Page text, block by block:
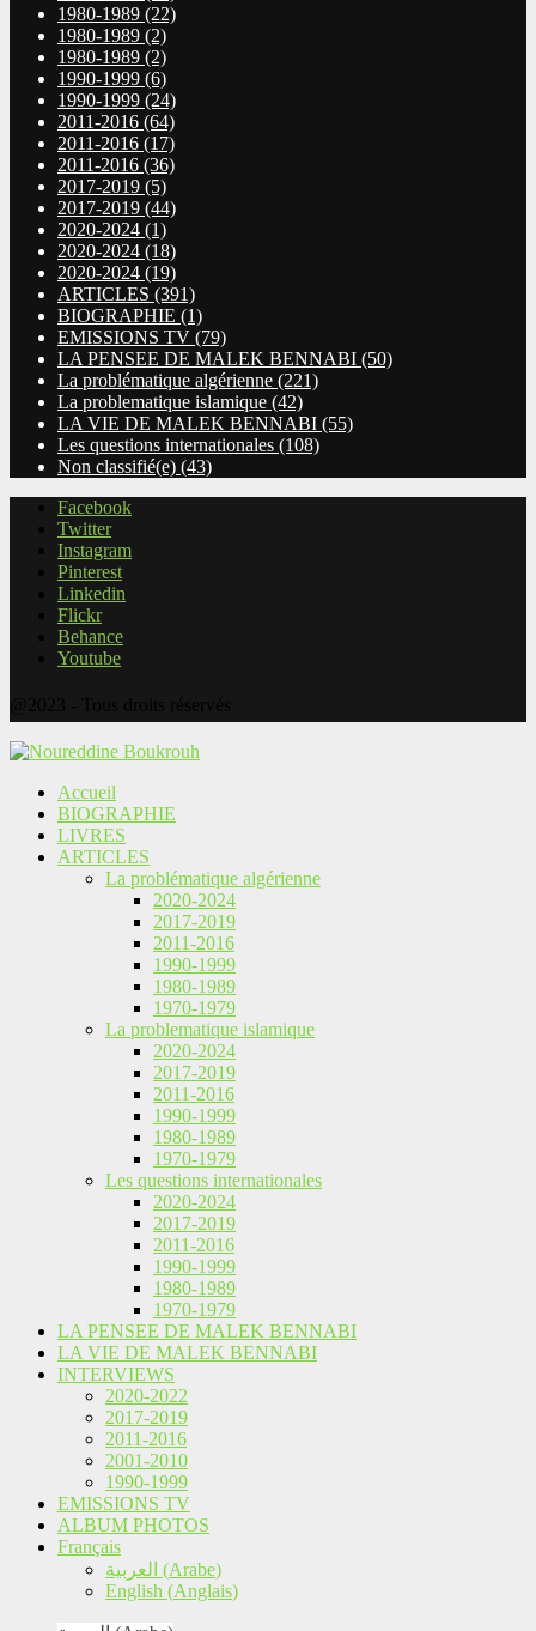
1980-1989 (22)
1980-1989 (2)
1980-1989 (2)
1990-1999 (6)
1990-1999 (24)
2011-2016 (64)
2011-2016 (17)
2011-2016 (36)
2017-2019 (5)
2017-2019 (44)
2020-2024 (1)
2020-2024 (18)
2020-2024 (19)
ARTICLES (391)
BIOGRAPHIE (1)
EMISSIONS TV (79)
LA PENSEE DE MALEK BENNABI (50)
La problématique algérienne (221)
La problematique islamique (42)
LA VIE DE MALEK BENNABI (55)
Les questions internationales (108)
Non classifié(e) (43)
Facebook
Twitter
Instagram
Pinterest
Linkedin
Flickr
Behance
Youtube
Accueil
BIOGRAPHIE
LIVRES
ARTICLES
La problématique algérienne
2020-2024
2017-2019
2011-2016
1990-1999
1980-1989
1970-1979
La problematique islamique
2020-2024
2017-2019
2011-2016
1990-1999
1980-1989
1970-1979
Les questions internationales
2020-2024
2017-2019
2011-2016
1990-1999
1980-1989
1970-1979
LA PENSEE DE MALEK BENNABI
LA VIE DE MALEK BENNABI
INTERVIEWS
2020-2022
2017-2019
2011-2016
2001-2010
1990-1999
EMISSIONS TV
ALBUM PHOTOS
Français
العربية (Arabe)
English (Anglais)